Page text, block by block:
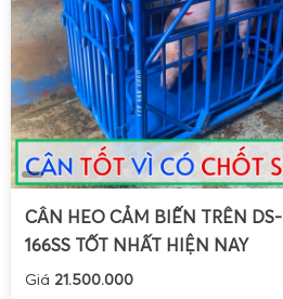
CÂN HEO CẢM BIẾN TRÊN DS-
166SS TỐT NHẤT HIỆN NAY
Giá 21.500.000